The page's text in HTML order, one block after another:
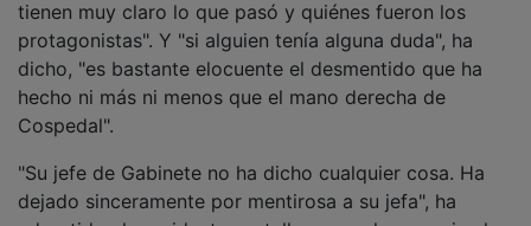
protagonistas". Y "si alguien tenía alguna duda", ha
dicho, "es bastante elocuente el desmentido que ha
hecho ni más ni menos que el mano derecha de
Cospedal".
dejado sinceramente por mentirosa a su jefa", ha
advertido el presidente castellanomanchego, quien ha